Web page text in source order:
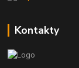
Kontakty